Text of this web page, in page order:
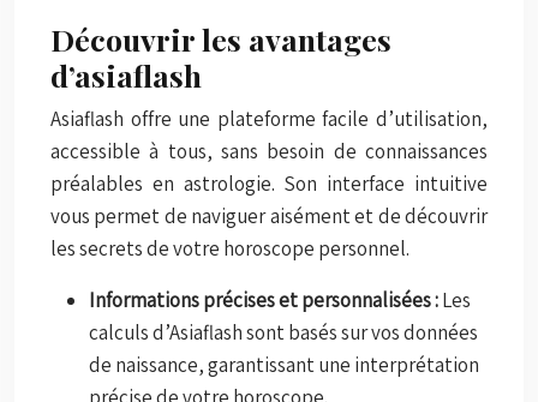
Découvrir les avantages
d’asiaflash
Asiaflash offre une plateforme facile d’utilisation,
accessible à tous, sans besoin de connaissances
préalables en astrologie. Son interface intuitive
vous permet de naviguer aisément et de découvrir
les secrets de votre horoscope personnel.
Informations précises et personnalisées :Les
calculs d’Asiaflash sont basés sur vos données
de naissance, garantissant une interprétation